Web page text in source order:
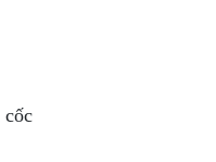
cốc